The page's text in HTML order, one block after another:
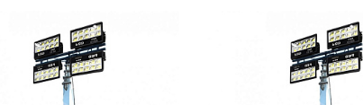
Также возможна установка ДГУ
установки) любой мощности.